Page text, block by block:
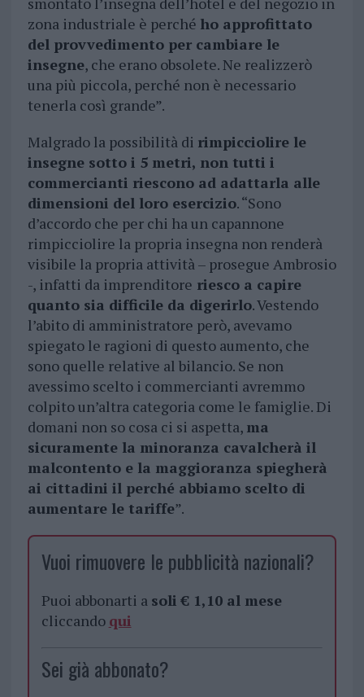
zona industriale è perché ho approfittato
del provvedimento per cambiare le
insegne, che erano obsolete. Ne realizzerò
una più piccola, perché non è necessario
tenerla così grande”.
Malgrado la possibilità di rimpicciolire le
insegne sotto i 5 metri, non tutti i
commercianti riescono ad adattarla alle
dimensioni del loro esercizio. “Sono
d’accordo che per chi ha un capannone
rimpicciolire la propria insegna non renderà
visibile la propria attività – prosegue Ambrosio
-, infatti da imprenditore riesco a capire
quanto sia difficile da digerirlo. Vestendo
l’abito di amministratore però, avevamo
spiegato le ragioni di questo aumento, che
sono quelle relative al bilancio. Se non
avessimo scelto i commercianti avremmo
colpito un’altra categoria come le famiglie. Di
domani non so cosa ci si aspetta, ma
sicuramente la minoranza cavalcherà il
malcontento e la maggioranza spiegherà
ai cittadini il perché abbiamo scelto di
aumentare le tariffe”.
Vuoi rimuovere le pubblicità nazionali?
Puoi abbonarti a soli € 1,10 al mese
cliccando qui
Sei già abbonato?